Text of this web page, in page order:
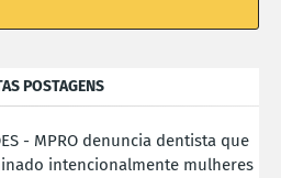
POSTAGENS
- MPRO denuncia dentista que
intencionalmente mulheres